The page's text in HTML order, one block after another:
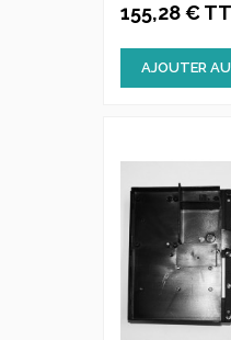
155,28 €
AJOUTER AU